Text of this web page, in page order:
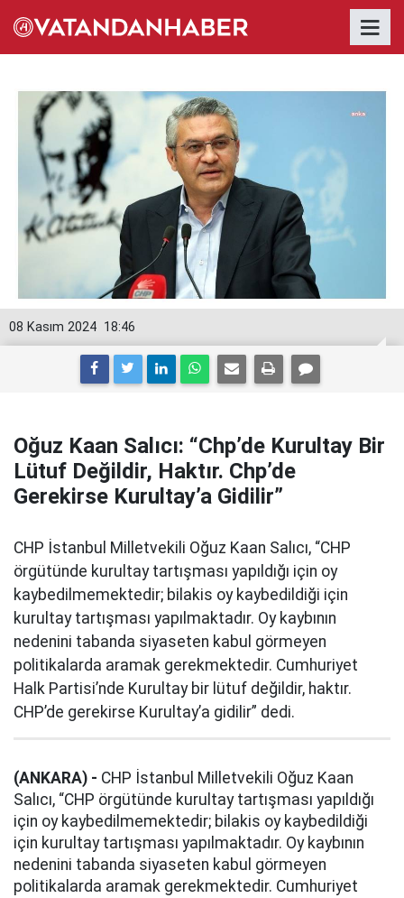
18:46
08 Kasım 2024
Oğuz Kaan Salıcı: “Chp’de Kurultay Bir
Lütuf Değildir, Haktır. Chp’de
Gerekirse Kurultay’a Gidilir”
CHP İstanbul Milletvekili Oğuz Kaan Salıcı, “CHP
örgütünde kurultay tartışması yapıldığı için oy
kaybedilmemektedir; bilakis oy kaybedildiği için
kurultay tartışması yapılmaktadır. Oy kaybının
nedenini tabanda siyaseten kabul görmeyen
politikalarda aramak gerekmektedir. Cumhuriyet
Halk Partisi’nde Kurultay bir lütuf değildir, haktır.
CHP’de gerekirse Kurultay’a gidilir” dedi.
(ANKARA) - CHP İstanbul Milletvekili Oğuz Kaan
Salıcı, “CHP örgütünde kurultay tartışması yapıldığı
için oy kaybedilmemektedir; bilakis oy kaybedildiği
için kurultay tartışması yapılmaktadır. Oy kaybının
nedenini tabanda siyaseten kabul görmeyen
politikalarda aramak gerekmektedir. Cumhuriyet